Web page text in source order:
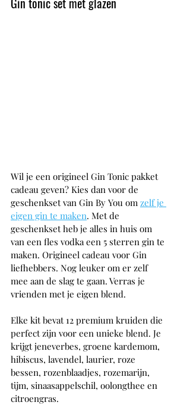
Wil je een origineel Gin Tonic pakket
cadeau geven? Kies dan voor de
geschenkset van Gin By You om zelf je
eigen gin te maken. Met de
geschenkset heb je alles in huis om
van een fles vodka een 5 sterren gin te
maken. Origineel cadeau voor Gin
liefhebbers. Nog leuker om er zelf
mee aan de slag te gaan. Verras je
vrienden met je eigen blend.
Elke kit bevat 12 premium kruiden die
perfect zijn voor een unieke blend. Je
krijgt jeneverbes, groene kardemom,
hibiscus, lavendel, laurier, roze
bessen, rozenblaadjes, rozemarijn,
tijm, sinaasappelschil, oolongthee en
citroengras.